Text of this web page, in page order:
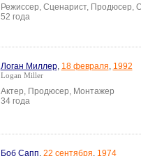
Режиссер, Сценарист, Продюсер,
52 года
Логан Миллер, 18 февраля, 1992
Logan Miller
Актер, Продюсер, Монтажер
34 года
Боб Сапп, 22 сентября, 1974